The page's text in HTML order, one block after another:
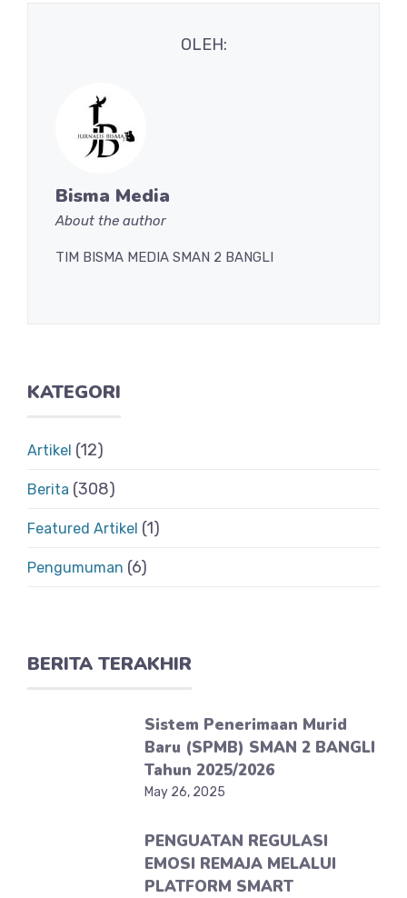
OLEH:
Bisma Media
About the author
TIM BISMA MEDIA SMAN 2 BANGLI
KATEGORI
Artikel (12)
Berita (308)
Featured Artikel (1)
Pengumuman (6)
BERITA TERAKHIR
Sistem Penerimaan Murid
Baru (SPMB) SMAN 2 BANGLI
Tahun 2025/2026
May 26, 2025
PENGUATAN REGULASI
EMOSI REMAJA MELALUI
PLATFORM SMART